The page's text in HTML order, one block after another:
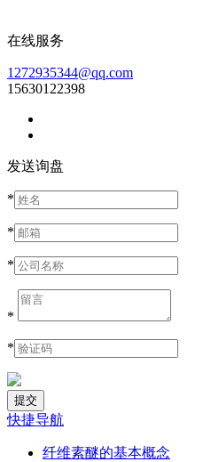
在线服务
1272935344@qq.com
15630122398
发送询盘
*
*
*
*
*
快捷导航
纤维素醚的基本概念